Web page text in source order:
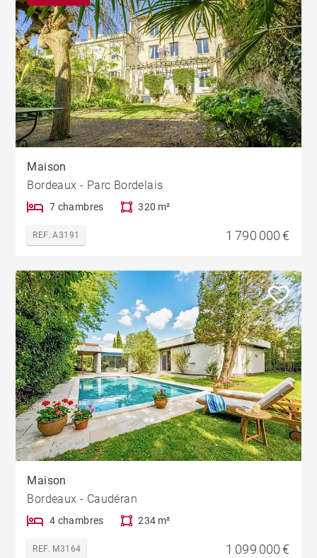
Maison
Bordeaux - Parc Bordelais
7 chambres 320 m²
REF. A3191 1 790 000 €
Maison
Bordeaux - Caudéran
4 chambres 234 m²
REF. M3164 1 099 000 €